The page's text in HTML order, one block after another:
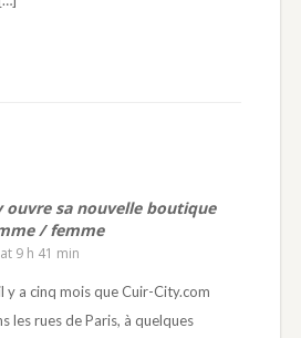
ouvre sa nouvelle boutique
/ femme
9 h 41 min
y a cinq mois que Cuir-City.com
les rues de Paris, à quelques